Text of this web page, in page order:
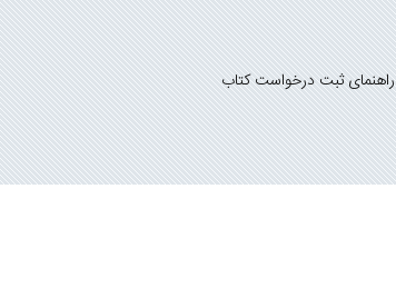
راهنمای ثبت درخواست کتاب